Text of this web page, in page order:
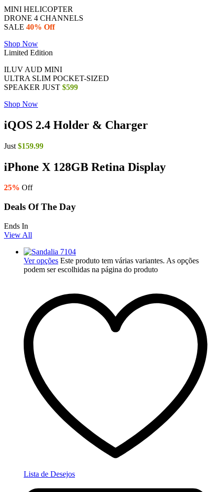
MINI HELICOPTER
DRONE 4 CHANNELS
SALE 40% Off
Shop Now
Limited Edition
ILUV AUD MINI
ULTRA SLIM POCKET-SIZED
SPEAKER JUST $599
Shop Now
iQOS 2.4 Holder & Charger
Just $159.99
iPhone X 128GB Retina Display
25% Off
Deals Of The Day
Ends In
View All
Ver opções Este produto tem várias variantes. As opções
podem ser escolhidas na página do produto
Lista de Desejos